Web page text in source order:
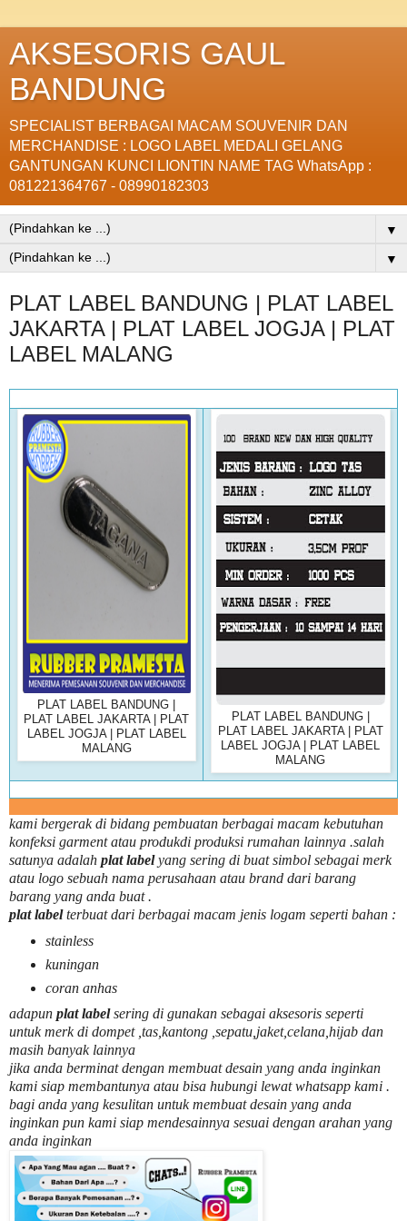
AKSESORIS GAUL
BANDUNG
SPECIALIST BERBAGAI MACAM SOUVENIR DAN
MERCHANDISE : LOGO LABEL MEDALI GELANG
GANTUNGAN KUNCI LIONTIN NAME TAG WhatsApp :
081221364767 - 08990182303
▼
▼
PLAT LABEL BANDUNG | PLAT LABEL
JAKARTA | PLAT LABEL JOGJA | PLAT
LABEL MALANG
PLAT LABEL BANDUNG |
PLAT LABEL JAKARTA | PLAT
LABEL JOGJA | PLAT LABEL
MALANG
PLAT LABEL BANDUNG |
PLAT LABEL JAKARTA | PLAT
LABEL JOGJA | PLAT LABEL
MALANG
kami bergerak di bidang pembuatan berbagai macam kebutuhan
konfeksi garment atau produkdi produksi rumahan lainnya .salah
satunya adalah plat labelyang sering di buat simbol sebagai merk
atau logo sebuah nama perusahaan atau brand dari barang
barang yang anda buat .
plat labelterbuat dari berbagai macam jenis logam seperti bahan :
stainless
kuningan
coran anhas
adapun plat labelsering di gunakan sebagai aksesoris seperti
untuk merk di dompet ,tas,kantong ,sepatu,jaket,celana,hijab dan
masih banyak lainnya
jika anda berminat dengan membuat desain yang anda inginkan
kami siap membantunya atau bisa hubungi lewat whatsapp kami .
bagi anda yang kesulitan untuk membuat desain yang anda
inginkan pun kami siap mendesainnya sesuai dengan arahan yang
anda inginkan